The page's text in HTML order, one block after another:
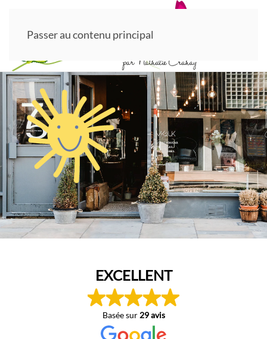
Passer au contenu principal
EXCELLENT
Basée sur 29 avis